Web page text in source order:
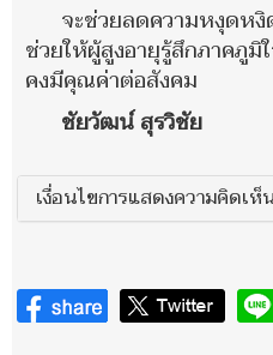
จะช่วยลดความหงุดห
ช่วยให้ผู้สูงอายุรู้สึกภาคภูมิ
คงมีคุณค่าต่อสังคม
ชัยวัฒน์ สุรวิชัย
เงื่อนไขการแสดงความคิดเห็